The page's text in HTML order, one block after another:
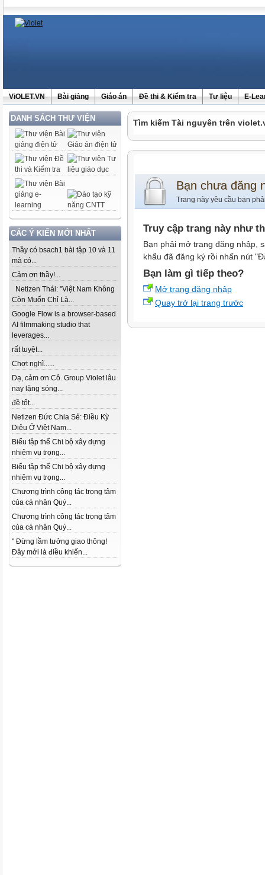
ViOLET.VN Bài giảng Giáo án Đề thi & Kiểm tra Tư liệu E-
DANH SÁCH THƯ VIỆN
CÁC Ý KIẾN MỚI NHẤT
Thầy có bsach1 bài tập 10 và 11
mà có...
Cảm ơn thầy!...
Netizen Thái: "Việt Nam Không
Còn Muốn Chỉ Là...
Google Flow is a browser-based
AI filmmaking studio that
leverages...
rất tuyệt...
Chợt nghĩ......
Dạ, cảm ơn Cô. Group Violet lâu
nay lặng sóng...
đề tốt...
Netizen Đức Chia Sẻ: Điều Kỳ
Diệu Ở Việt Nam...
Biểu tập thể Chi bộ xây dựng
nhiệm vụ trọng...
Biểu tập thể Chi bộ xây dựng
nhiệm vụ trọng...
Chương trình công tác trọng tâm
của cá nhân Quý...
Chương trình công tác trọng tâm
của cá nhân Quý...
" Đừng lầm tưởng giao thông!
Đây mới là điều khiến...
Tìm kiếm Tài nguyên trên
Bạn chưa đăng
Trang này yêu cầu bạn
Truy cập trang này như
Bạn phải mở trang đăng nhập,
khẩu đã đăng ký rồi nhấn nút
Bạn làm gì tiếp theo?
Mở trang đăng nhập
Quay trở lại trang trước